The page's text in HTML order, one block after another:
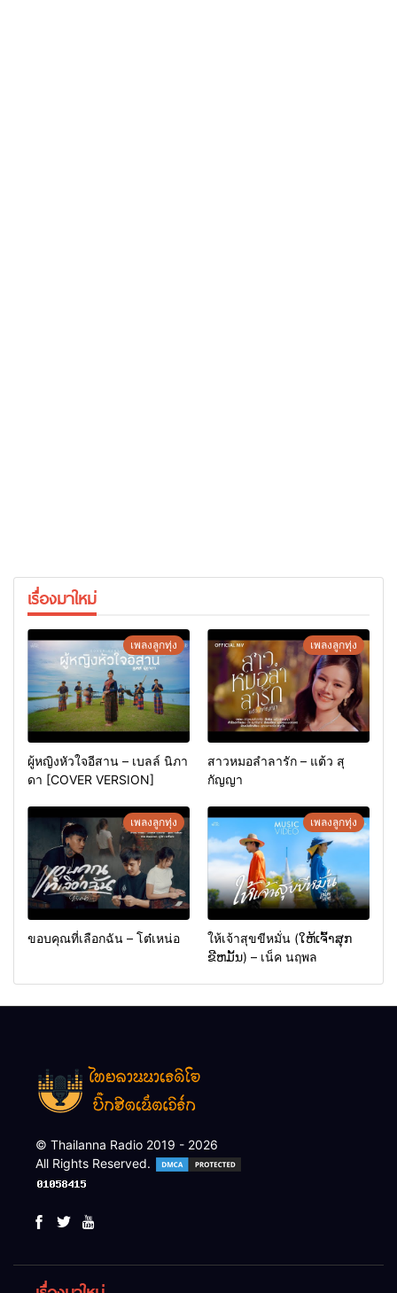
เรื่องมาใหม่
เพลงลูกทุ่ง
ผู้หญิงหัวใจอีสาน – เบลล์ นิภา
ดา [COVER VERSION]
เพลงลูกทุ่ง
สาวหมอลำลารัก – แต้ว สุ
กัญญา
เพลงลูกทุ่ง
ขอบคุณที่เลือกฉัน – โต๋เหน่อ
เพลงลูกทุ่ง
ให้เจ้าสุขขีหมั่น (ໃຫ້ເຈົ້າສຸກ
ຂີຫມັ້ນ) – เน็ค นฤพล
© Thailanna Radio 2019 - 2026
All Rights Reserved.